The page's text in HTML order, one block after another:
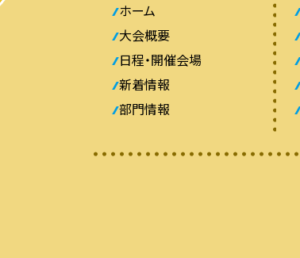
ホーム
大会概要
日程・開催会場
新着情報
部門情報